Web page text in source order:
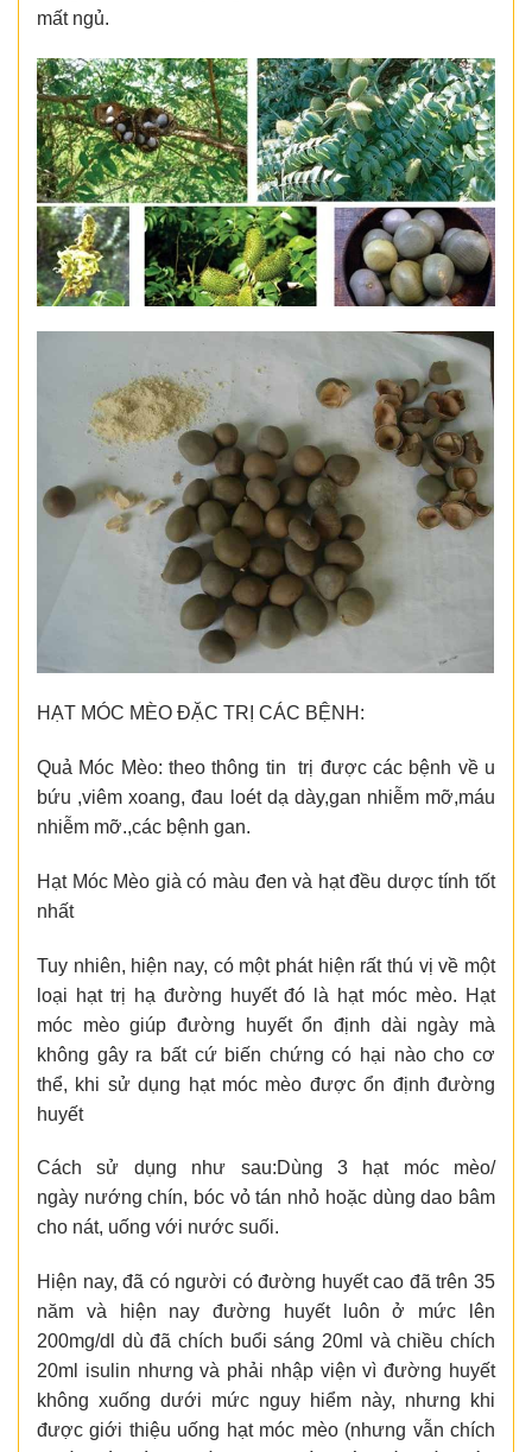
mất ngủ.
HẠT MÓC MÈO ĐẶC TRỊ CÁC BỆNH:
Quả Móc Mèo: theo thông tin trị được các bệnh về u
bứu ,viêm xoang, đau loét dạ dày,gan nhiễm mỡ,máu
nhiễm mỡ.,các bệnh gan.
Hạt Móc Mèo già có màu đen và hạt đều dược tính tốt
nhất
Tuy nhiên, hiện nay, có một phát hiện rất thú vị về một
loại hạt trị hạ đường huyết đó là hạt móc mèo. Hạt
móc mèo giúp đường huyết ổn định dài ngày mà
không gây ra bất cứ biến chứng có hại nào cho cơ
thể, khi sử dụng hạt móc mèo được ổn định đường
huyết
Cách sử dụng như sau:Dùng 3 hạt móc mèo/
ngày nướng chín, bóc vỏ tán nhỏ hoặc dùng dao bâm
cho nát, uống với nước suối.
Hiện nay, đã có người có đường huyết cao đã trên 35
năm và hiện nay đường huyết luôn ở mức lên
200mg/dl dù đã chích buổi sáng 20ml và chiều chích
20ml isulin nhưng và phải nhập viện vì đường huyết
không xuống dưới mức nguy hiểm này, nhưng khi
được giới thiệu uống hạt móc mèo (nhưng vẫn chích